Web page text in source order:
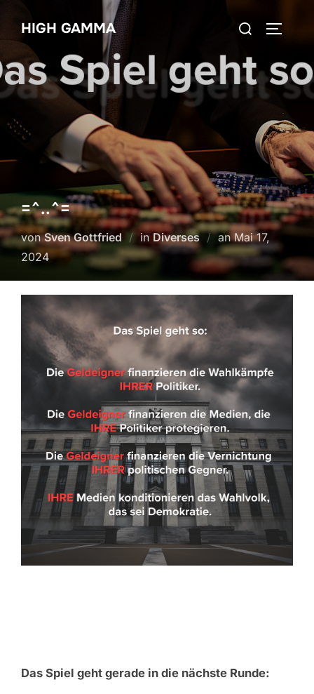
Inhalt
springen
HIGH GAMMA
Suchen
=^..^=
vonSven Gottfried in Diverses anVeröffentlicht
am
Mai 17,
2024
Das Spiel geht gerade in die nächste Runde: